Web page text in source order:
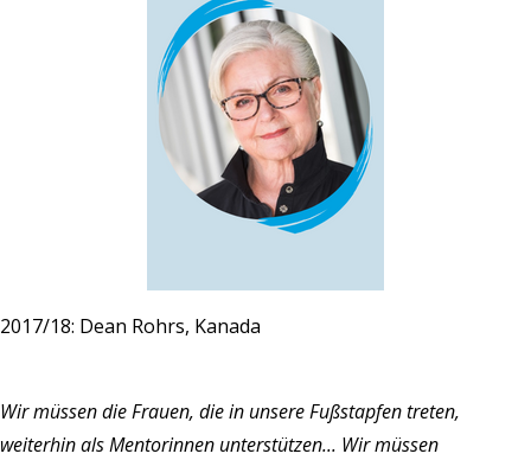
2017/18: Dean Rohrs, Kanada
Wir müssen die Frauen, die in unsere Fußstapfen treten,
weiterhin als Mentorinnen unterstützen... Wir müssen